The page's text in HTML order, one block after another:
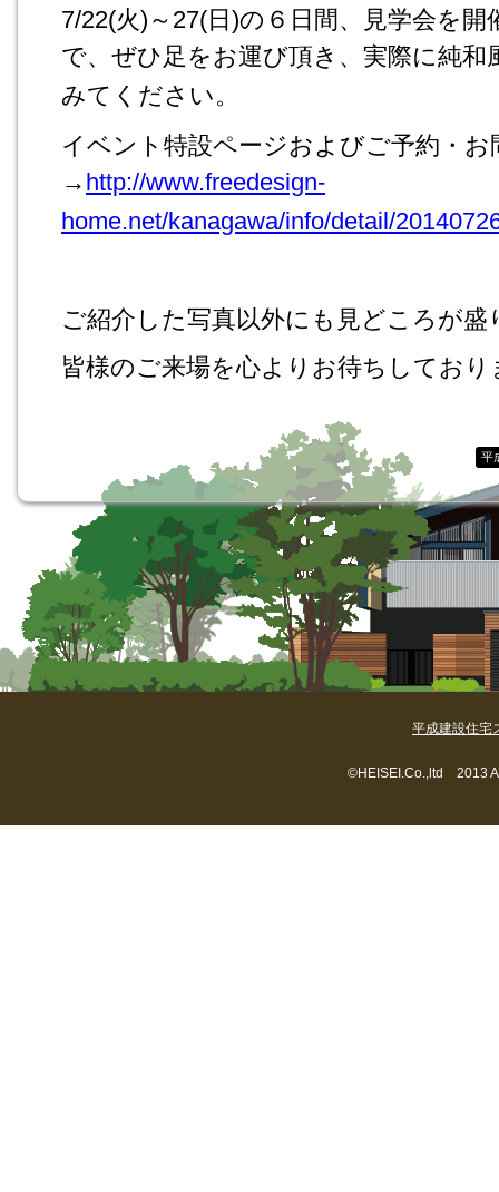
7/22(火)～27(日)の６日間、見学会を
で、 ぜひ足をお運び頂き、実際に純和
みてください。
イベント特設ページおよびご予約・
→ http://www.freedesign-
home.net/kanagawa/info/detail/
ご紹介した写真以外にも見どころが盛
皆様のご来場を心よりお待ちしており
平
平成建設住
©HEISEI.Co.,ltd